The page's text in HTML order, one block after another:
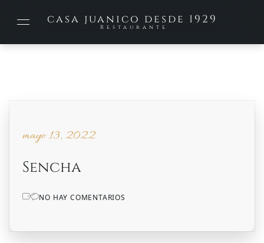
casa juanico desde 1929
Restaurante
mayo 13, 2022
Sencha
NO HAY COMENTARIOS